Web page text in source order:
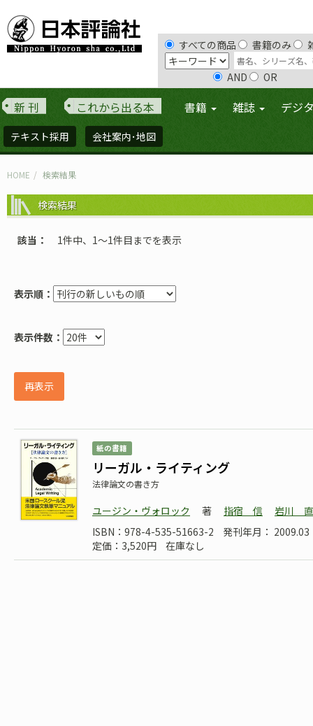
すべての商品 書籍のみ
AND OR
新 刊 これから出る本 書籍 雑誌 デジ
テキスト採用 会社案内･地図
HOME 検索結果
検索結果
該当 1件中、1〜1件目までを表示
表示順：
表示件数：
再表示
紙の書籍
リーガル・ライティング
法律論文の書き方
ユージン・ヴォロック 著 指宿 信
岩川
ISBN：978-4-535-51663-2
発刊年月： 2009.03
定価：3,520円
在庫なし